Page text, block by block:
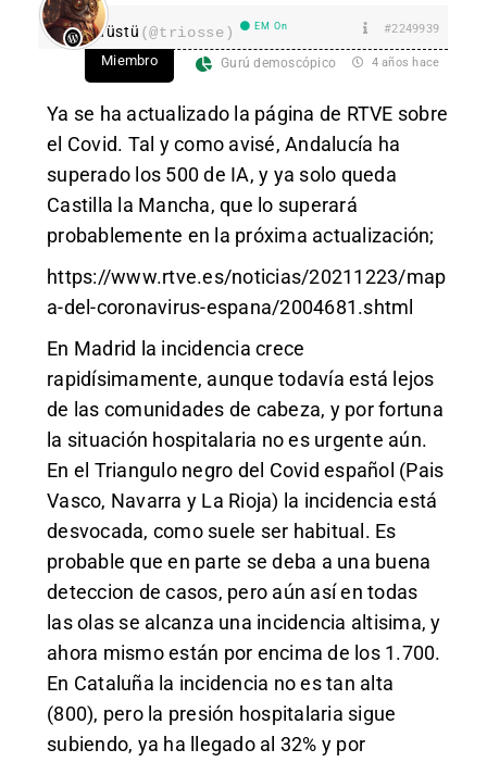
Tüstü (@triosse) EM On #2249939
Miembro Gurú demoscópico 4 años hace
Ya se ha actualizado la página de RTVE sobre
el Covid. Tal y como avisé, Andalucía ha
superado los 500 de IA, y ya solo queda
Castilla la Mancha, que lo superará
probablemente en la próxima actualización;
https://www.rtve.es/noticias/20211223/map
a-del-coronavirus-espana/2004681.shtml
En Madrid la incidencia crece
rapidísimamente, aunque todavía está lejos
de las comunidades de cabeza, y por fortuna
la situación hospitalaria no es urgente aún.
En el Triangulo negro del Covid español (Pais
Vasco, Navarra y La Rioja) la incidencia está
desvocada, como suele ser habitual. Es
probable que en parte se deba a una buena
deteccion de casos, pero aún así en todas
las olas se alcanza una incidencia altisima, y
ahora mismo están por encima de los 1.700.
En Cataluña la incidencia no es tan alta
(800), pero la presión hospitalaria sigue
subiendo, ya ha llegado al 32% y por